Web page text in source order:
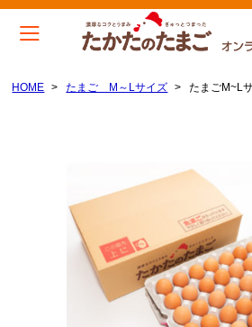
たまご M～Lサイズ
たまご S～Mサイズ（小粒）
たまごとお醤油セット
HOME たまご M～Lサイズ たまごM~L